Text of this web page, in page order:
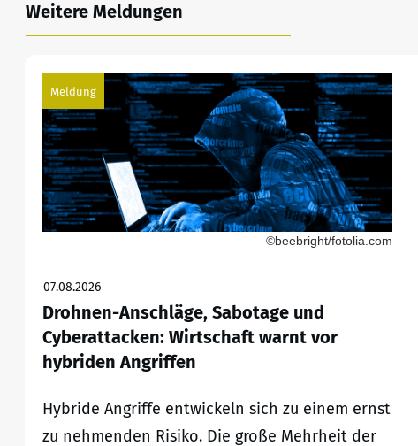
Weitere Meldungen
Meldung
©beebright/fotolia.com
07.08.2026
Drohnen-Anschläge, Sabotage und
Cyberattacken: Wirtschaft warnt vor
hybriden Angriffen
Hybride Angriffe entwickeln sich zu einem ernst
zu nehmenden Risiko. Die große Mehrheit der